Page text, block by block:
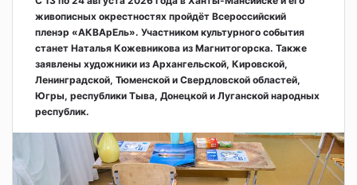
живописных окрестностях пройдёт Всероссийский
пленэр «АКВАрЕль». Участником культурного события
станет Наталья Кожевникова из Магнитогорска. Также
заявлены художники из Архангельской, Кировской,
Ленинградской, Тюменской и Свердловской областей,
Югры, республики Тыва, Донецкой и Луганской народных
республик.